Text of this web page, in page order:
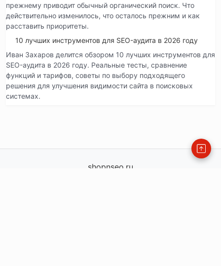
прежнему приводит обычный органический поиск. Что
действительно изменилось, что осталось прежним и как
расставить приоритеты.
10 лучших инструментов для SEO-аудита в 2026 году
Иван Захаров делится обзором 10 лучших инструментов для
SEO-аудита в 2026 году. Реальные тесты, сравнение
функций и тарифов, советы по выбору подходящего
решения для улучшения видимости сайта в поисковых
системах.
shopnseo.ru